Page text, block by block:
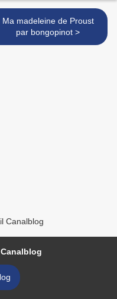
Ma madeleine de Proust
par bongopinot >
Canalblog